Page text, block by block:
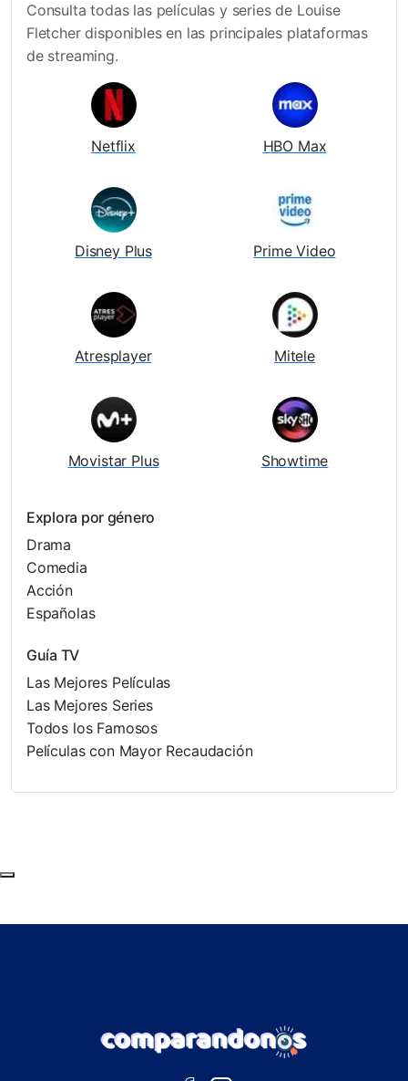
Consulta todas las películas y series de Louise
Fletcher disponibles en las principales plataformas
de streaming.
Netflix HBO Max
Disney Plus Prime Video
Atresplayer Mitele
Movistar Plus Showtime
Explora por género
Drama
Comedia
Acción
Españolas
Guía TV
Las Mejores Películas
Las Mejores Series
Todos los Famosos
Películas con Mayor Recaudación